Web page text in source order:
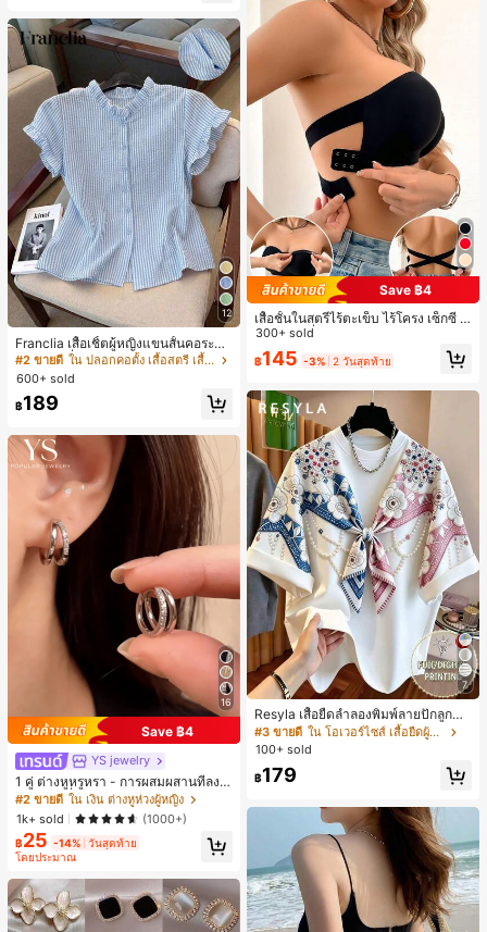
12
Franclia เสื้อเชิ้ตผู้หญิงแขนสั้นคอระบา
ยกระดุมเดี่ยวลายทาง
#2 ขายดี
ใน ปลอกคอตั้ง เสื้อสตรี เสื้อเบลาส์ & Tee
600+ sold
฿189
16
Save ฿4
YS jewelry
1 คู่ ต่างหูหรูหรา - การผสมผสานที่ลงตั
วของแฟชั่นและความซับซ้อน, ดีไซน์ส
องชั้น, เหมาะสำหรับสุภาพสตรีและนักเ
รียน, ต่างหูทองแดงฝังไมโคร
#2 ขายดี ใน เงิน ต่างหูห่วงผู้หญิง
1k+ sold
(1000+)
฿25 -14% วันสุดท้าย
โดยประมาณ
Save ฿4
เสื้อชั้นในสตรีไร้ตะเข็บ ไร้โครง เซ็กซี่ ด้
านข้างไม่ลื่น แผ่นรองถอดได้ ลายไขว้ห
ลัง ไร้สาย สบายตลอดวัน
300+ sold
฿145 -3% 2 วันสุดท้าย
7
Resyla เสื้อยืดลำลองพิมพ์ลายปักลูกปัด
รูปโบว์ขนาดใหญ่สำหรับผู้หญิง
#3 ขายดี
ใน โอเวอร์ไซส์ เสื้อยืดผู้หญิง
100+ sold
฿179